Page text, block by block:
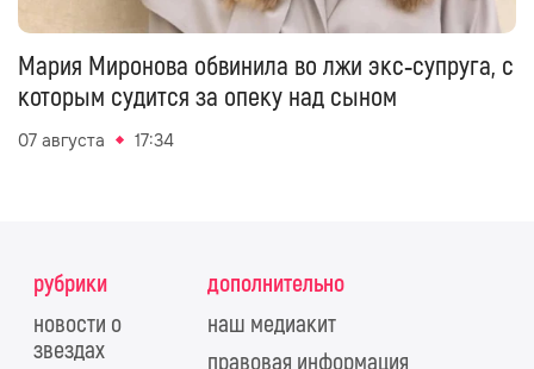
Мария Миронова обвинила во лжи экс‑супруга, с
которым судится за опеку над сыном
07 августа 17:34
рубрики
новости о
звездах
дополнительно
наш медиакит
правовая информация